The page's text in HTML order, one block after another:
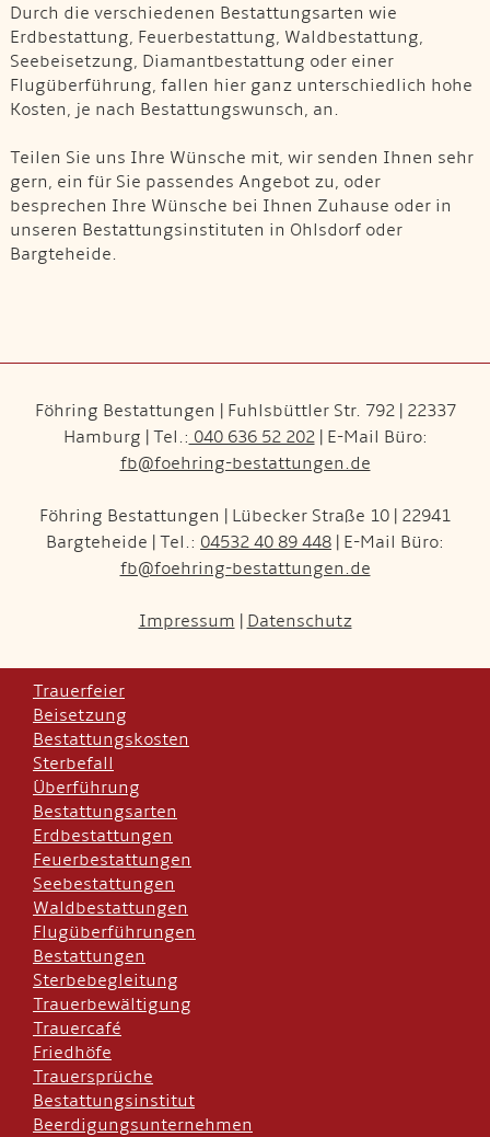
Durch die verschiedenen Bestattungsarten wie
Erdbestattung, Feuerbestattung, Waldbestattung,
Seebeisetzung, Diamantbestattung oder einer
Flugüberführung, fallen hier ganz unterschiedlich hohe
Kosten, je nach Bestattungswunsch, an.
Teilen Sie uns Ihre Wünsche mit, wir senden Ihnen sehr
gern, ein für Sie passendes Angebot zu, oder
besprechen Ihre Wünsche bei Ihnen Zuhause oder in
unseren Bestattungsinstituten in Ohlsdorf oder
Bargteheide.
Föhring Bestattungen | Fuhlsbüttler Str. 792 | 22337
Hamburg | Tel.: 040 636 52 202| E-Mail Büro:
fb@foehring-bestattungen.de
Föhring Bestattungen | Lübecker Straße 10 | 22941
Bargteheide | Tel.: 04532 40 89 448 | E-Mail Büro:
fb@foehring-bestattungen.de
Impressum | Datenschutz
Trauerfeier
Beisetzung
Bestattungskosten
Sterbefall
Überführung
Bestattungsarten
Erdbestattungen
Feuerbestattungen
Seebestattungen
Waldbestattungen
Flugüberführungen
Bestattungen
Sterbebegleitung
Trauerbewältigung
Trauercafé
Friedhöfe
Trauersprüche
Bestattungsinstitut
Beerdigungsunternehmen